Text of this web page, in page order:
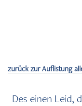
zurück zur Auflistung
Des einen Leid,